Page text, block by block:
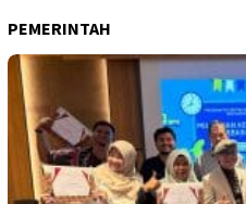
PEMERINTAH